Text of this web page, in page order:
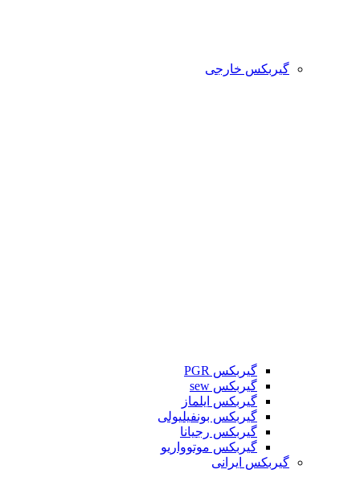
گیربکس خارجی
گیربکس PGR
گیربکس sew
گیربکس ایلماز
گیربکس بونفیلیولی
گیربکس رجیانا
گیربکس موتوواریو
گیربکس ایرانی